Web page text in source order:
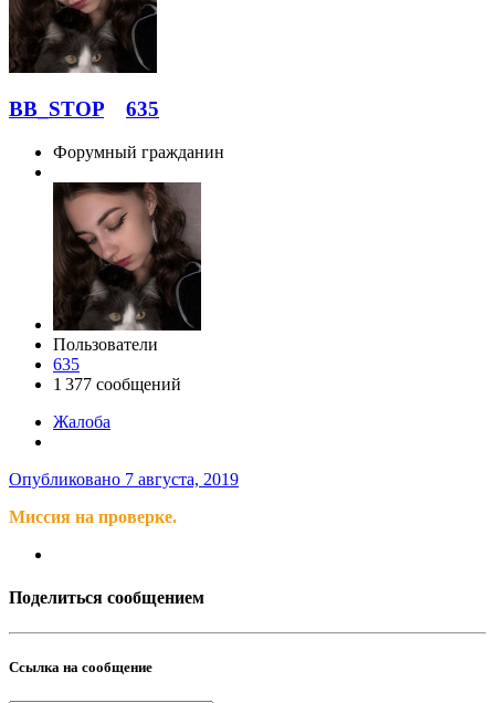
BB_STOP 635
Форумный гражданин
Пользователи
635
1 377 сообщений
Жалоба
Опубликовано 7 августа, 2019
Миссия на проверке.
Поделиться сообщением
Ссылка на сообщение